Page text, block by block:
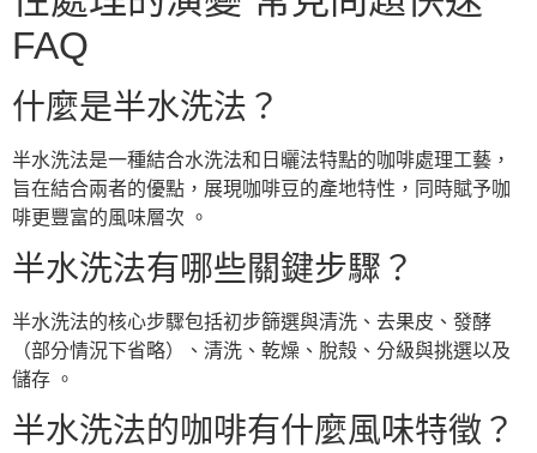
FAQ
什麼是半水洗法？
半水洗法是一種結合水洗法和日曬法特點的咖啡處理工藝，
旨在結合兩者的優點，展現咖啡豆的產地特性，同時賦予咖
啡更豐富的風味層次 。
半水洗法有哪些關鍵步驟？
半水洗法的核心步驟包括初步篩選與清洗、去果皮、發酵
（部分情況下省略）、清洗、乾燥、脫殼、分級與挑選以及
儲存 。
半水洗法的咖啡有什麼風味特徵？